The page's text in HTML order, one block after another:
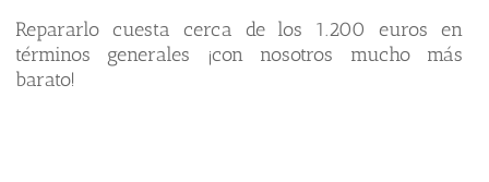
Repararlo cuesta cerca de los 1.200 euros en
términos generales ¡con nosotros mucho más
barato!